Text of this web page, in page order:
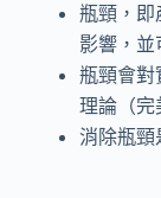
瓶頸，即
影響，並
瓶頸會對
理論（完
消除瓶頸